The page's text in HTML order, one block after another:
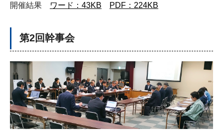
開催結果 ワード：43KB PDF：224KB
第2回幹事会